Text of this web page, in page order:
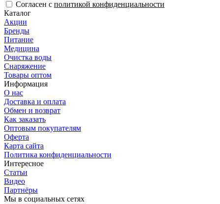
Согласен с политикой конфиденциальности
Каталог
Акции
Бренды
Питание
Медицина
Очистка воды
Снаряжение
Товары оптом
Информация
О нас
Доставка и оплата
Обмен и возврат
Как заказать
Оптовым покупателям
Оферта
Карта сайта
Политика конфиденциальности
Интересное
Статьи
Видео
Партнёры
Мы в социальных сетях